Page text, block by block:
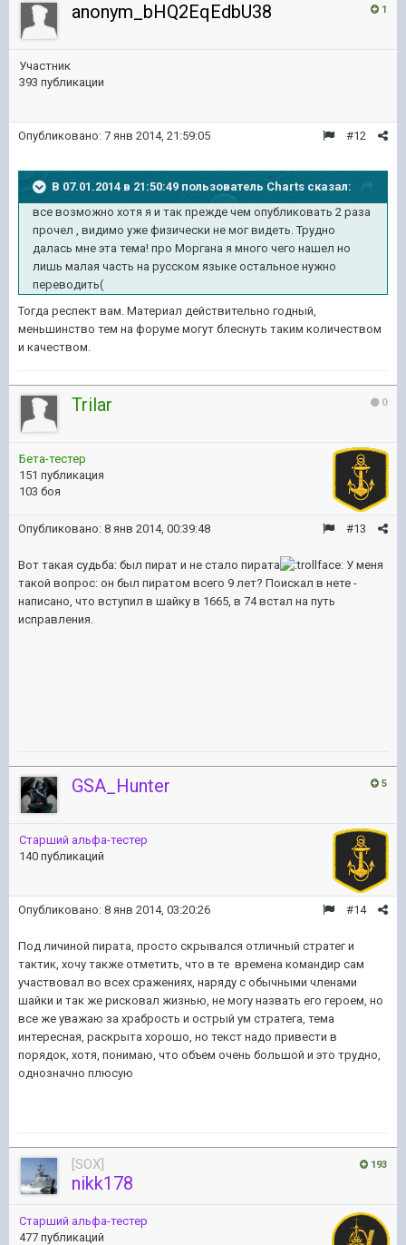
1
anonym_bHQ2EqEdbU38
Участник
393 публикации
#12
Опубликовано: 7 янв 2014, 21:59:05
В 07.01.2014 в 21:50:49 пользователь Charts сказал:
все возможно хотя я и так прежде чем опубликовать 2 раза
прочел , видимо уже физически не мог видеть. Трудно
далась мне эта тема! про Моргана я много чего нашел но
лишь малая часть на русском языке остальное нужно
переводить(
Тогда респект вам. Материал действительно годный,
меньшинство тем на форуме могут блеснуть таким количеством
и качеством.
0
Trilar
Бета-тестер
151 публикация
103 боя
#13
Опубликовано: 8 янв 2014, 00:39:48
Вот такая судьба: был пират и не стало пирата
У меня
такой вопрос: он был пиратом всего 9 лет? Поискал в нете -
написано, что вступил в шайку в 1665, в 74 встал на путь
исправления.
5
GSA_Hunter
Старший альфа-тестер
140 публикаций
#14
Опубликовано: 8 янв 2014, 03:20:26
Под личиной пирата, просто скрывался отличный стратег и
тактик, хочу также отметить, что в те времена командир сам
участвовал во всех сражениях, наряду с обычными членами
шайки и так же рисковал жизнью, не могу назвать его героем, но
все же уважаю за храбрость и острый ум стратега, тема
интересная, раскрыта хорошо, но текст надо привести в
порядок, хотя, понимаю, что объем очень большой и это трудно,
однозначно плюсую
193
[SOX]
nikk178
Старший альфа-тестер
477 публикаций